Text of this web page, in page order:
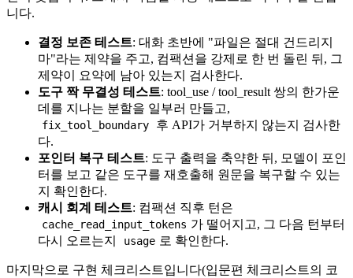
니다.
결정 보존 테스트: 대화 초반에 "파일은 절대 건드리지
마"라는 제약을 주고, 컴팩션을 강제로 한 번 돌린 뒤, 그
제약이 요약에 남아 있는지 검사한다.
도구 짝 무결성 테스트: tool_use / tool_result 쌍의 한가운
데를 지나는 분할을 일부러 만들고,
fix_tool_boundary
후 API가 거부하지 않는지 검사한
다.
포인터 복구 테스트: 도구 출력을 축약한 뒤, 모델이 포인
터를 보고 같은 도구를 재호출해 원문을 복구할 수 있는
지 확인한다.
캐시 회계 테스트: 컴팩션 직후 턴은
cache_read_input_tokens 가 떨어지고, 그 다음 턴부터
다시 오르는지
usage 로 확인한다.
마지막으로 구현 체크리스트입니다(입문편 체크리스트의 코